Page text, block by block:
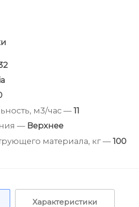
м3/час — 11
— Верхнее
материала, кг — 100
Характеристики